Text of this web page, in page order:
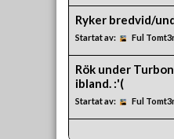
Ryker bredvid/
Startat av: Ful
Rök under
ibland. :'(
Startat av: Ful